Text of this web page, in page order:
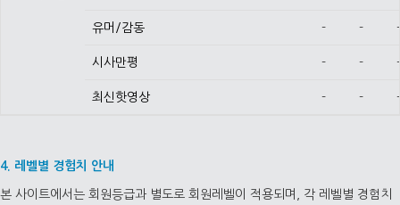
유머/감동 - - -
시사만평 - - -
최신핫영상 - - -
4. 레벨별 경험치 안내
본 사이트에서는 회원등급과 별도로 회원레벨이 적용되며, 각 레벨별 경험치